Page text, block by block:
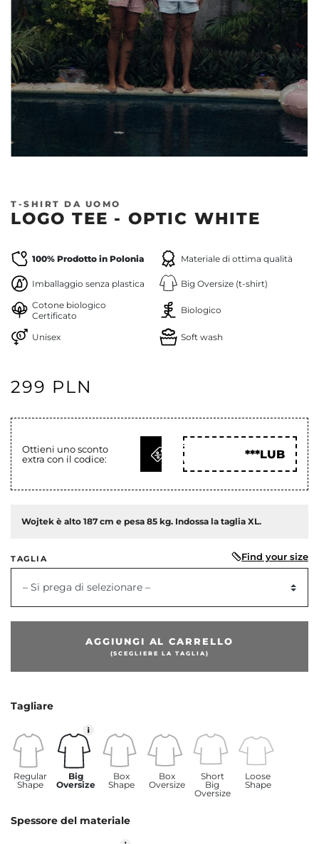
T-SHIRT DA UOMO
LOGO TEE - OPTIC WHITE
100% Prodotto in Polonia Materiale di ottima qualità
Imballaggio senza plastica
Big Oversize (t-shirt)
Cotone biologico
Certificato
Biologico
Unisex Soft wash
299 PLN
Ottieni uno sconto
extra con il codice:
OTTIENI
COD
***LUB
Wojtek è alto 187 cm e pesa 85 kg. Indossa la taglia XL.
TAGLIA Find your size
– Si prega di selezionare –
AGGIUNGI AL CARRELLO
(SCEGLIERE LA TAGLIA)
Tagliare
Regular
Shape
Big
Oversize
Box
Shape
Box
Oversize
Short
Big
Oversize
Loose
Shape
Spessore del materiale